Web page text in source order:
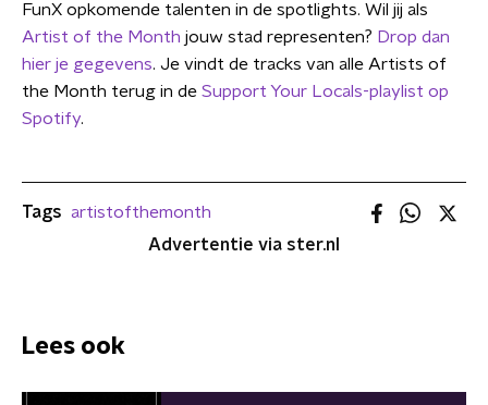
FunX opkomende talenten in de spotlights. Wil jij als
Artist of the Month jouw stad representen? Drop dan
hier je gegevens. Je vindt de tracks van alle Artists of
the Month terug in de Support Your Locals-playlist op
Spotify.
Tags artistofthemonth
Advertentie via ster.nl
Lees ook